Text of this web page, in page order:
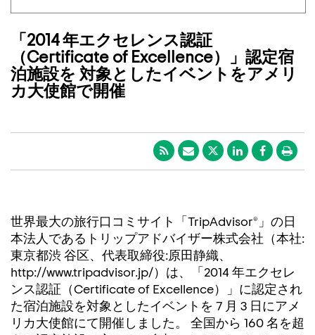
「2014 年エクセレンス認証
（Certificate of Excellence）」認定宿
泊施設を 対象としたイベントをアメリ
カ大使館で開催
世界最大の旅行口コミサイト「TripAdvisor®」の日
本法人であるトリップアドバイザー株式会社（本社:
東京都渋 谷区、代表取締役:原田静織、
http://www.tripadvisor.jp/）は、「2014 年エクセレ
ンス認証（Certificate of Excellence）」に認定され
た宿泊施設を対象としたイベントを 7 月 3 日にアメ
リカ大使館にて開催しました。 全国から 160 名を超